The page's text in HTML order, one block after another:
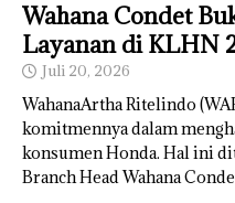
Wahana Condet
Layanan di KLHN
Juli 20, 2026
WahanaArtha Ritelindo
komitmennya dalam
konsumen Honda. Hal ini
Branch Head Wahana